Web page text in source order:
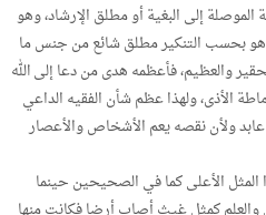
الموصلة إلى البغية أو مطلق الإرشاد، وهو
بحسب التنكير مطلق شائع من جنس ما
والعظيم، فأعظمه هدى من دعا إلى الله
الأذى، ولهذا عظم شأن الفقيه الداعي
ولأن نقصه يعم الأشخاص والأعصار
الأعلى كما في الصحيحين حينما